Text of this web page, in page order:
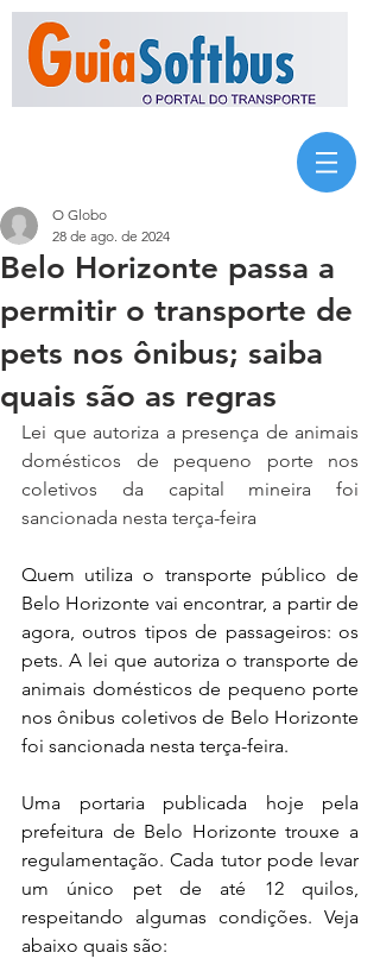
Belo Horizonte passa a
permitir o transporte de
pets nos ônibus; saiba
quais são as regras
O Globo
28 de ago. de 2024
Lei que autoriza a presença de animais
domésticos de pequeno porte nos
coletivos da capital mineira foi
sancionada nesta terça-feira
Quem utiliza o transporte público de
Belo Horizonte vai encontrar, a partir de
agora, outros tipos de passageiros: os
pets. A lei que autoriza o transporte de
animais domésticos de pequeno porte
nos ônibus coletivos de Belo Horizonte
foi sancionada nesta terça-feira.
Uma portaria publicada hoje pela
prefeitura de Belo Horizonte trouxe a
regulamentação. Cada tutor pode levar
um único pet de até 12 quilos,
respeitando algumas condições. Veja
abaixo quais são: